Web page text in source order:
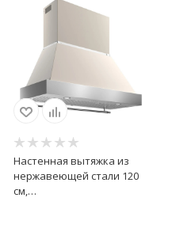
Настенная вытяжка из
нержавеющей стали 120
см,